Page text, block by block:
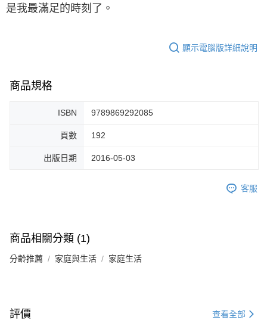
是我最滿足的時刻了。
顯示電腦版詳細說明
商品規格
ISBN 9789869292085
頁數 192
出版日期 2016-05-03
客服
商品相關分類 (1)
分齡推薦 家庭與生活 家庭生活
評價 查看全部